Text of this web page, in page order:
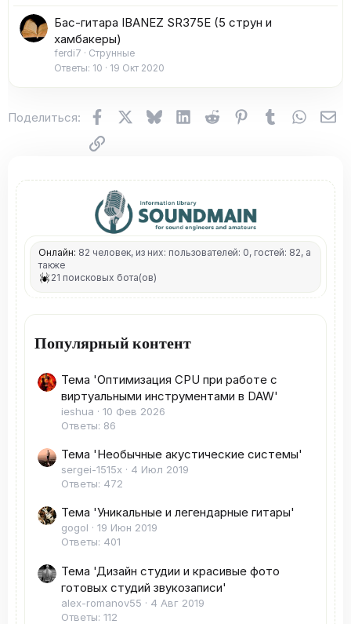
Бас-гитара IBANEZ SR375E (5 струн и
хамбакеры)
ferdi7
Струнные
Ответы 10 19 Окт 2020
Поделиться: FacebookX (Twitter)
BlueskyLinkedInReddit Pinterest
Tumblr
Ссылка
Онлайн: 82 человек, из них: пользователей: 0, гостей: 82, а
также
21 поисковых бота(ов)
Популярный контент
Тема 'Оптимизация CPU при работе с
виртуальными инструментами в DAW'
ieshua
10 Фев 2026
Ответы: 86
Тема 'Необычные акустические системы'
sergei-1515x
4 Июл 2019
Ответы: 472
Тема 'Уникальные и легендарные гитары'
gogol
19 Июн 2019
Ответы: 401
Тема 'Дизайн студии и красивые фото
готовых студий звукозаписи'
alex-romanov55
4 Авг 2019
Ответы: 112